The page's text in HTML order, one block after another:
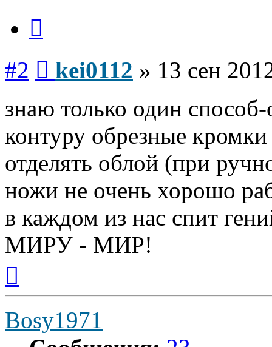
#2 kei0112 » 13 сен
знаю только один способ-
контуру обрезные
отделять облой (при
ножи не очень хорошо
в каждом из нас спит
МИРУ - МИР!
началу
Bosy1971